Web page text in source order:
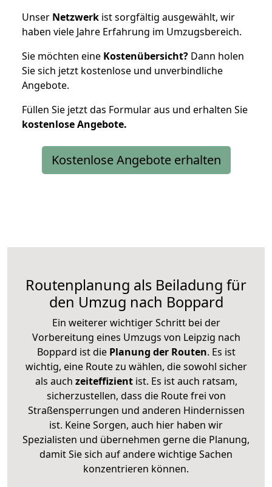
Unser Netzwerk ist sorgfältig ausgewählt, wir
haben viele Jahre Erfahrung im Umzugsbereich.
Sie möchten eine Kostenübersicht? Dann holen
Sie sich jetzt kostenlose und unverbindliche
Angebote.
Füllen Sie jetzt das Formular aus und erhalten Sie
kostenloseAngebote.
Kostenlose Angebote erhalten
Routenplanung als Beiladung für
den Umzug nach Boppard
Ein weiterer wichtiger Schritt bei der
Vorbereitung eines Umzugs von Leipzig nach
Boppard ist diePlanung der Routen. Es ist
wichtig, eine Route zu wählen, die sowohl sicher
als auch zeiteffizientist. Es ist auch ratsam,
sicherzustellen, dass die Route frei von
Straßensperrungen und anderen Hindernissen
ist. Keine Sorgen, auch hier haben wir
Spezialisten und übernehmen gerne die Planung,
damit Sie sich auf andere wichtige Sachen
konzentrieren können.